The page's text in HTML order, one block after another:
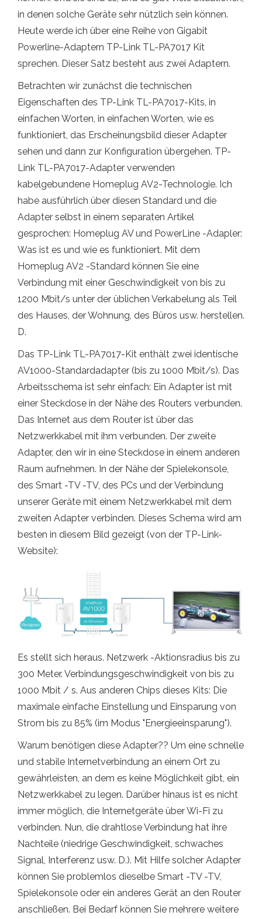
in denen solche Geräte sehr nützlich sein können.
Heute werde ich über eine Reihe von Gigabit
Powerline-Adaptern TP-Link TL-PA7017 Kit
sprechen. Dieser Satz besteht aus zwei Adaptern.
Betrachten wir zunächst die technischen
Eigenschaften des TP-Link TL-PA7017-Kits, in
einfachen Worten, in einfachen Worten, wie es
funktioniert, das Erscheinungsbild dieser Adapter
sehen und dann zur Konfiguration übergehen. TP-
Link TL-PA7017-Adapter verwenden
kabelgebundene Homeplug AV2-Technologie. Ich
habe ausführlich über diesen Standard und die
Adapter selbst in einem separaten Artikel
gesprochen: Homeplug AV und PowerLine -Adapler:
Was ist es und wie es funktioniert. Mit dem
Homeplug AV2 -Standard können Sie eine
Verbindung mit einer Geschwindigkeit von bis zu
1200 Mbit/s unter der üblichen Verkabelung als Teil
des Hauses, der Wohnung, des Büros usw. herstellen.
D.
Das TP-Link TL-PA7017-Kit enthält zwei identische
AV1000-Standardadapter (bis zu 1000 Mbit/s). Das
Arbeitsschema ist sehr einfach: Ein Adapter ist mit
einer Steckdose in der Nähe des Routers verbunden.
Das Internet aus dem Router ist über das
Netzwerkkabel mit ihm verbunden. Der zweite
Adapter, den wir in eine Steckdose in einem anderen
Raum aufnehmen. In der Nähe der Spielekonsole,
des Smart -TV -TV, des PCs und der Verbindung
unserer Geräte mit einem Netzwerkkabel mit dem
zweiten Adapter verbinden. Dieses Schema wird am
besten in diesem Bild gezeigt (von der TP-Link-
Website):
Es stellt sich heraus. Netzwerk -Aktionsradius bis zu
300 Meter. Verbindungsgeschwindigkeit von bis zu
1000 Mbit / s. Aus anderen Chips dieses Kits: Die
maximale einfache Einstellung und Einsparung von
Strom bis zu 85% (im Modus "Energieeinsparung").
Warum benötigen diese Adapter?? Um eine schnelle
und stabile Internetverbindung an einem Ort zu
gewährleisten, an dem es keine Möglichkeit gibt, ein
Netzwerkkabel zu legen. Darüber hinaus ist es nicht
immer möglich, die Internetgeräte über Wi-Fi zu
verbinden. Nun, die drahtlose Verbindung hat ihre
Nachteile (niedrige Geschwindigkeit, schwaches
Signal, Interferenz usw. D.). Mit Hilfe solcher Adapter
können Sie problemlos dieselbe Smart -TV -TV,
Spielekonsole oder ein anderes Gerät an den Router
anschließen. Bei Bedarf können Sie mehrere weitere